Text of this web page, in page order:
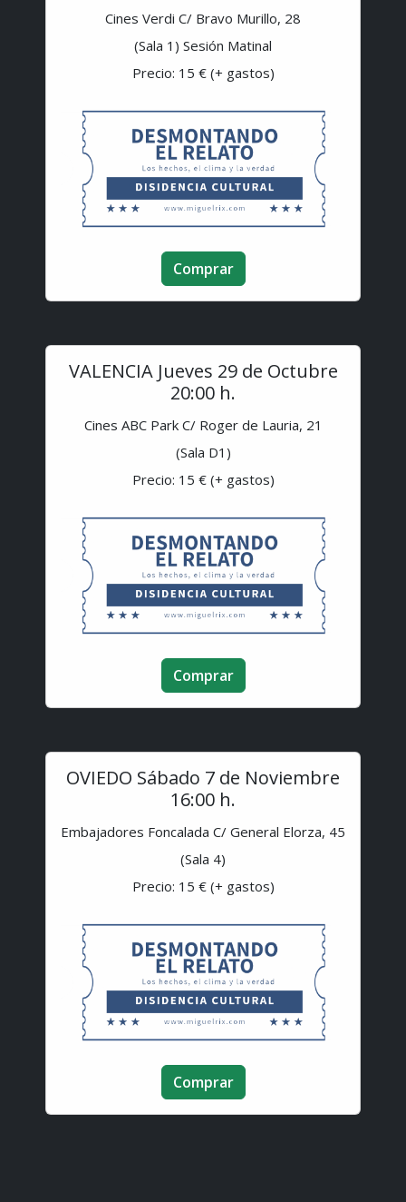
Cines Verdi C/ Bravo Murillo, 28
(Sala 1) Sesión Matinal
Precio: 15 € (+ gastos)
Comprar
VALENCIA Jueves 29 de Octubre
20:00 h.
Cines ABC Park C/ Roger de Lauria, 21
(Sala D1)
Precio: 15 € (+ gastos)
Comprar
OVIEDO Sábado 7 de Noviembre
16:00 h.
Embajadores Foncalada C/ General Elorza, 45
(Sala 4)
Precio: 15 € (+ gastos)
Comprar